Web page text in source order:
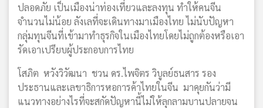
ปลอดภัย เป็นเมืองน่าท่องเที่ยวและลงทุน ทำให้คนจีน
จำนวนไม่น้อย ลังเลที่จะเดินทางมาเมืองไทย ไม่นับปัญหา
กลุ่มทุนจีนที่เข้ามาทำธุรกิจในเมืองไทยโดยไม่ถูกต้องหรือเอา
รัดเอาเปรียบผู้ประกอบการไทย
โสภิต หวังวิวัฒนา ชวน ดร.ไพจิตร วิบูลย์ธนสาร รอง
ประธานและเลขาธิการหอการค้าไทยในจีน มาคุยกันว่ามี
แนวทางอย่างไรที่จะสกัดปัญหานี้ไม่ให้ลุกลามบานปลายจน